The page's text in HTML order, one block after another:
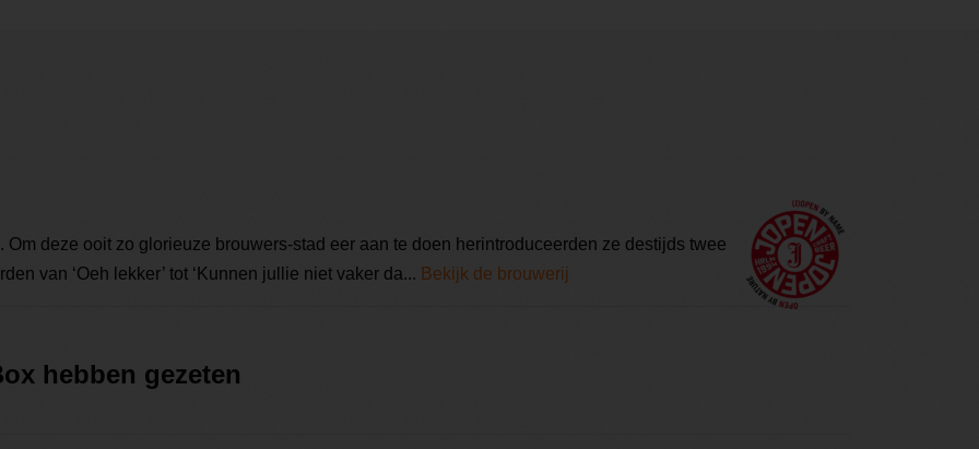
deze ooit zo glorieuze brouwers-stad eer aan te doen herintroduceerden ze destijds twee
van ‘Oeh lekker’ tot ‘Kunnen jullie niet vaker da... Bekijk de brouwerij
hebben gezeten